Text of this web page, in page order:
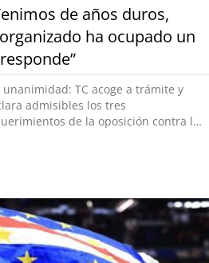
de años duros,
ha ocupado un
unanimidad: TC acoge a trámite y
admisibles los tres
de la oposición contra la